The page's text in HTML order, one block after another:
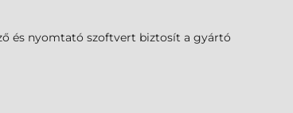
és nyomtató szoftvert biztosít a gyártó